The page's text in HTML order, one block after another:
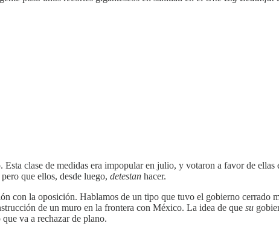
clase de medidas era impopular en julio, y votaron a favor de ellas
que ellos, desde luego, detestan hacer.
con la oposición. Hablamos de un tipo que tuvo el gobierno cerrado
de un muro en la frontera con México. La idea de que su
va a rechazar de plano.